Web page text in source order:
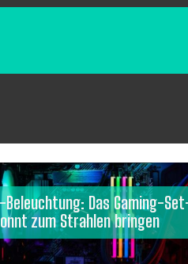
Beleuchtung: Das Gaming-
zum Strahlen bringen